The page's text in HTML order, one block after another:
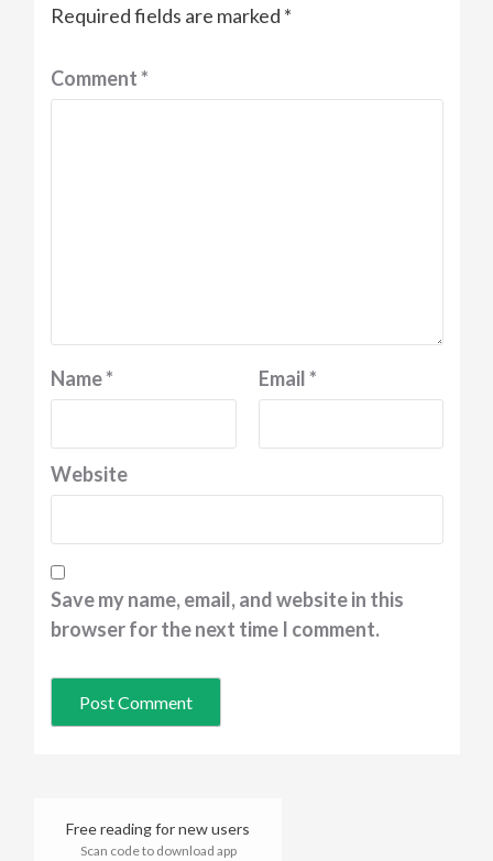
Required fields are marked *
Comment*
Name* Email*
Website
Save my name, email, and website in this
browser for the next time I comment.
Free reading for new users
Scan code to download app